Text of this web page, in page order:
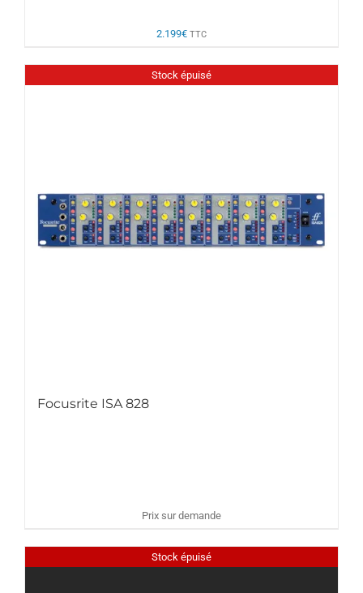
2.199€ TTC
Stock épuisé
Focusrite ISA 828
Prix sur demande
Stock épuisé